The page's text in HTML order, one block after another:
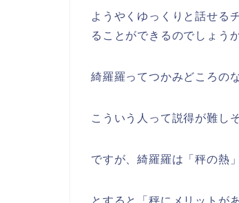
ようやくゆっくりと話せる
ることができるのでしょう
綺羅羅ってつかみどころの
こういう人って説得が難し
ですが、綺羅羅は「秤の熱
とすると「秤にメリットが